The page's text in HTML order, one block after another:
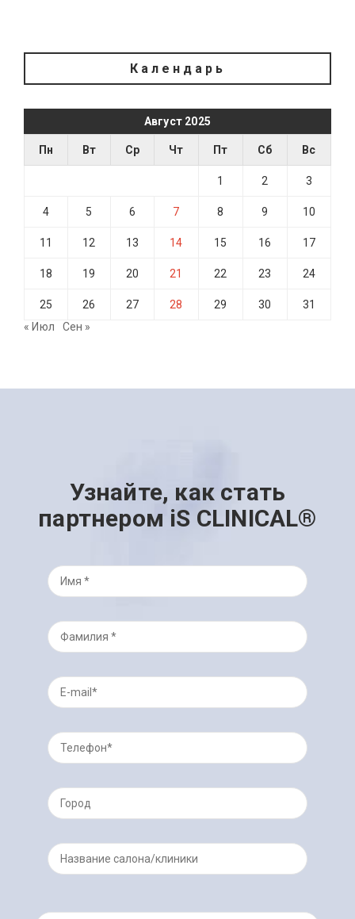
Календарь
Август 2025
Пн Вт Ср Чт Пт Сб Вс
1 2 3
4 5 6 7 8 9 10
11 12 13 14 15 16 17
18 19 20 21 22 23 24
25 26 27 28 29 30
31
« Июл
Сен »
Узнайте, как стать
партнером iS CLINICAL®